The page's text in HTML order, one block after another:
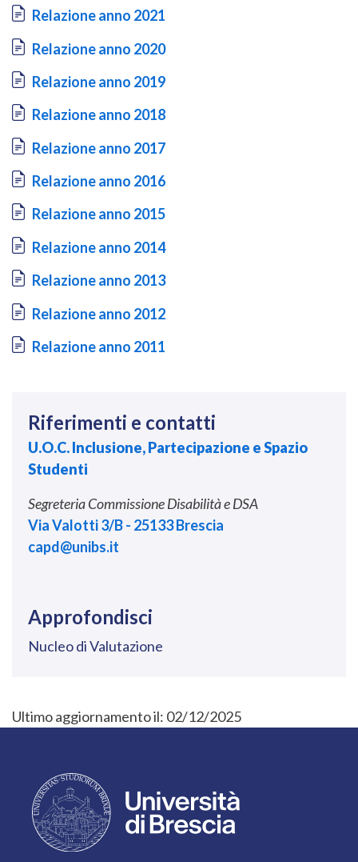
Document
Relazione anno 2021
Document
Relazione anno 2020
Document
Relazione anno 2019
Document
Relazione anno 2018
Document
Relazione anno 2017
Document
Relazione anno 2016
Document
Relazione anno 2015
Document
Relazione anno 2014
Document
Relazione anno 2013
Document
Relazione anno 2012
Document
Relazione anno 2011
Riferimenti e contatti
U.O.C. Inclusione, Partecipazione e Spazio
Studenti
Segreteria Commissione Disabilità e DSA
Via Valotti 3/B - 25133 Brescia
capd@unibs.it
Approfondisci
Nucleo di Valutazione
Ultimo aggiornamento il: 02/12/2025